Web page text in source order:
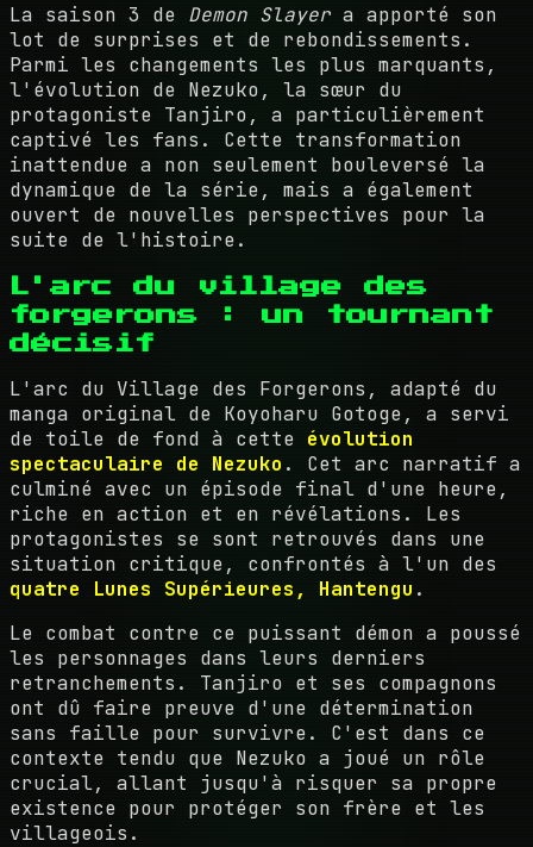
La saison 3 de Demon Slayer a apporté son
lot de surprises et de rebondissements.
Parmi les changements les plus marquants,
l'évolution de Nezuko, la sœur du
protagoniste Tanjiro, a particulièrement
captivé les fans. Cette transformation
inattendue a non seulement bouleversé la
dynamique de la série, mais a également
ouvert de nouvelles perspectives pour la
suite de l'histoire.
L'arc du village des
forgerons : un tournant
décisif
L'arc du Village des Forgerons, adapté du
manga original de Koyoharu Gotoge, a servi
de toile de fond à cette évolution
spectaculaire de Nezuko . Cet arc narratif a
culminé avec un épisode final d'une heure,
riche en action et en révélations. Les
protagonistes se sont retrouvés dans une
situation critique, confrontés à l'un des
quatre Lunes Supérieures, Hantengu .
Le combat contre ce puissant démon a poussé
les personnages dans leurs derniers
retranchements. Tanjiro et ses compagnons
ont dû faire preuve d'une détermination
sans faille pour survivre. C'est dans ce
contexte tendu que Nezuko a joué un rôle
crucial, allant jusqu'à risquer sa propre
existence pour protéger son frère et les
villageois.